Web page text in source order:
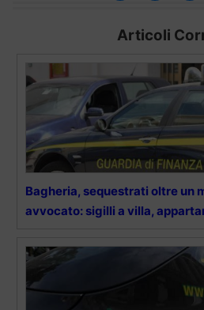
Articoli
Bagheria, sequestrati oltre un
avvocato: sigilli a villa,